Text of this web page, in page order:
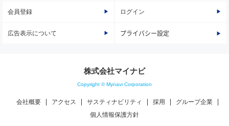
会員登録 ログイン
広告表示について プライバシー設定
株式会社マイナビ
Copyright © Mynavi Corporation
会社概要 アクセス サスティナビリティ 採用
グループ企業
個人情報保護方針